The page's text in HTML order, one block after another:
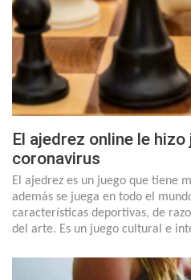
El ajedrez online le hizo
coronavirus
El ajedrez es un juego que tiene
además se juega en todo el
características deportivas, de
del arte. Es un juego cultural e